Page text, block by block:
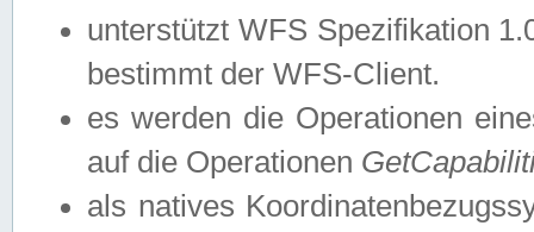
unterstützt WFS Spezifikation
bestimmt der WFS-Client.
es werden die Operationen
auf die Operationen
als natives